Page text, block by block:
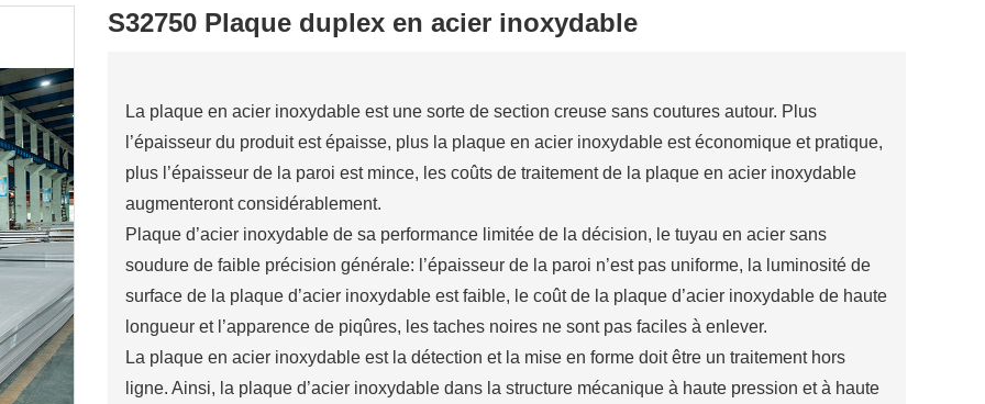
S32750 Plaque duplex en acier inoxydable
La plaque en acier inoxydable est une sorte de section creuse sans coutures autour. Plus
l’épaisseur du produit est épaisse, plus la plaque en acier inoxydable est économique et pratique,
plus l’épaisseur de la paroi est mince, les coûts de traitement de la plaque en acier inoxydable
augmenteront considérablement.
Plaque d’acier inoxydable de sa performance limitée de la décision, le tuyau en acier sans
soudure de faible précision générale: l’épaisseur de la paroi n’est pas uniforme, la luminosité de
surface de la plaque d’acier inoxydable est faible, le coût de la plaque d’acier inoxydable de haute
longueur et l’apparence de piqûres, les taches noires ne sont pas faciles à enlever.
La plaque en acier inoxydable est la détection et la mise en forme doit être un traitement hors
ligne. Ainsi, la plaque d’acier inoxydable dans la structure mécanique à haute pression et à haute